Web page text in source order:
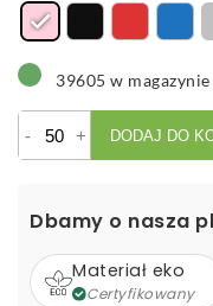
39605 w magazynie
-
Darkly
dotykowy
+ DODAJ DO
Dbamy o nasza
Materiał eko
Certyfikowany